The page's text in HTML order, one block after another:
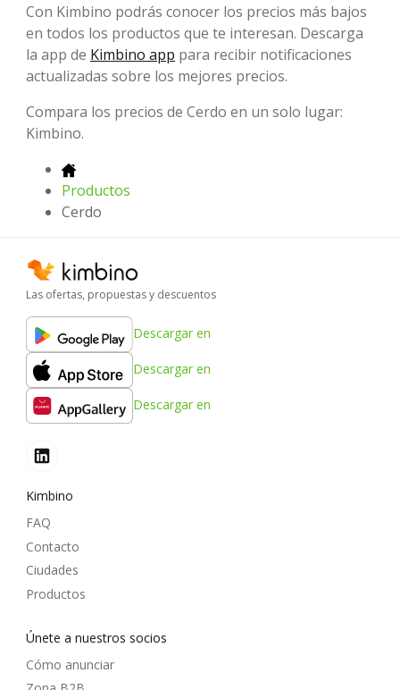
Con Kimbino podrás conocer los precios más bajos
en todos los productos que te interesan. Descarga
la app de Kimbino app para recibir notificaciones
actualizadas sobre los mejores precios.
Compara los precios de Cerdo en un solo lugar:
Kimbino.
Productos
Cerdo
Las ofertas, propuestas y descuentos
Descargar en
Descargar en
Descargar en
Kimbino
FAQ
Contacto
Ciudades
Productos
Únete a nuestros socios
Cómo anunciar